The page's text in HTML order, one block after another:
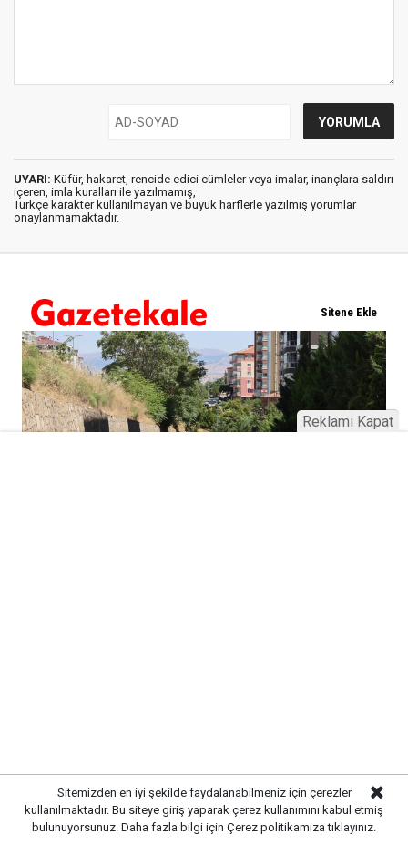
UYARI: Küfür, hakaret, rencide edici cümleler veya imalar, inançlara saldırı
içeren, imla kuralları ile yazılmamış,
Türkçe karakter kullanılmayan ve büyük harflerle yazılmış yorumlar
onaylanmamaktadır.
Sitemizden en iyi şekilde faydalanabilmeniz için çerezler
kullanılmaktadır. Bu siteye giriş yaparak çerez kullanımını kabul etmiş
bulunuyorsunuz. Daha fazla bilgi için Çerez politikamıza tıklayınız.
Reklamı Kapat